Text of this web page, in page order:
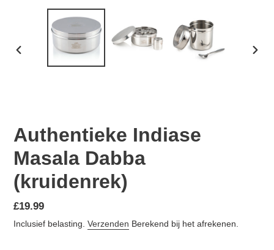
Authentieke Indiase
Masala Dabba
(kruidenrek)
Normale prijs
£19.99
Inclusief belasting. Verzenden Berekend bij het afrekenen.